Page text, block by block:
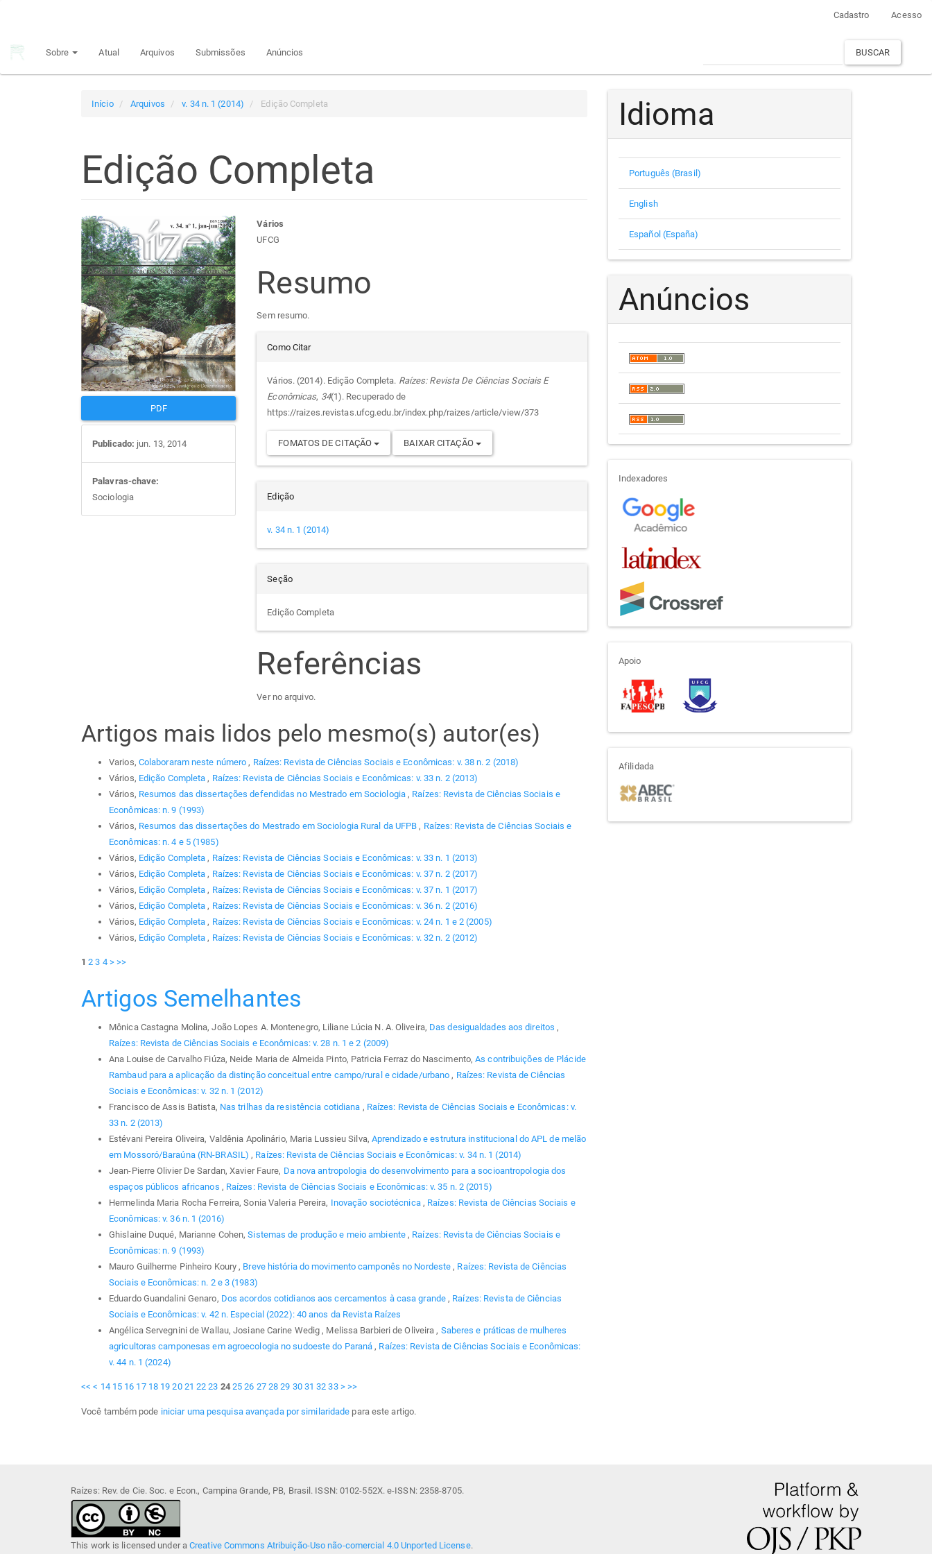
principal
Cadastro Acesso
Sobre Atual Arquivos Submissões Anúncios BUSCAR
Início Arquivos v. 34 n. 1 (2014) Edição Completa
Edição Completa
Barra
lateral
de
artigos
PDF
Publicado: jun. 13, 2014
Palavras-chave:
Sociologia
Conteúdo
do
artigo
principal
Vários
UFCG
Resumo
Sem resumo.
Detalhes
do
artigo
Como Citar
Vários. (2014). Edição Completa. Raízes: Revista De Ciências Sociais E
Econômicas, 34(1). Recuperado de
https://raizes.revistas.ufcg.edu.br/index.php/raizes/article/view/373
FOMATOS DE CITAÇÃO BAIXAR CITAÇÃO
Edição
v. 34 n. 1 (2014)
Seção
Edição Completa
Referências
Ver no arquivo.
Artigos mais lidos pelo mesmo(s) autor(es)
Varios, Colaboraram neste número, Raízes: Revista de Ciências Sociais e Econômicas: v. 38 n. 2 (2018)
Vários, Edição Completa, Raízes: Revista de Ciências Sociais e Econômicas: v. 33 n. 2 (2013)
Vários, Resumos das dissertações defendidas no Mestrado em Sociologia, Raízes: Revista de Ciências Sociais e
Econômicas: n. 9 (1993)
Vários, Resumos das dissertações do Mestrado em Sociologia Rural da UFPB, Raízes: Revista de Ciências Sociais e
Econômicas: n. 4 e 5 (1985)
Vários, Edição Completa, Raízes: Revista de Ciências Sociais e Econômicas: v. 33 n. 1 (2013)
Vários, Edição Completa, Raízes: Revista de Ciências Sociais e Econômicas: v. 37 n. 2 (2017)
Vários, Edição Completa, Raízes: Revista de Ciências Sociais e Econômicas: v. 37 n. 1 (2017)
Vários, Edição Completa, Raízes: Revista de Ciências Sociais e Econômicas: v. 36 n. 2 (2016)
Vários, Edição Completa, Raízes: Revista de Ciências Sociais e Econômicas: v. 24 n. 1 e 2 (2005)
Vários, Edição Completa, Raízes: Revista de Ciências Sociais e Econômicas: v. 32 n. 2 (2012)
1 2 3 4 > >>
Artigos Semelhantes
Mônica Castagna Molina, João Lopes A. Montenegro, Liliane Lúcia N. A. Oliveira, Das desigualdades aos direitos,
Raízes: Revista de Ciências Sociais e Econômicas: v. 28 n. 1 e 2 (2009)
Ana Louise de Carvalho Fiúza, Neide Maria de Almeida Pinto, Patricia Ferraz do Nascimento,As contribuições de Plácide
Rambaud para a aplicação da distinção conceitual entre campo/rural e cidade/urbano, Raízes: Revista de Ciências
Sociais e Econômicas: v. 32 n. 1 (2012)
Francisco de Assis Batista, Nas trilhas da resistência cotidiana , Raízes: Revista de Ciências Sociais e Econômicas: v.
33 n. 2 (2013)
Estévani Pereira Oliveira, Valdênia Apolinário, Maria Lussieu Silva, Aprendizado e estrutura institucional do APL de melão
em Mossoró/Baraúna (RN-BRASIL), Raízes: Revista de Ciências Sociais e Econômicas: v. 34 n. 1 (2014)
Jean-Pierre Olivier De Sardan, Xavier Faure, Da nova antropologia do desenvolvimento para a socioantropologia dos
espaços públicos africanos , Raízes: Revista de Ciências Sociais e Econômicas: v. 35 n. 2 (2015)
Hermelinda Maria Rocha Ferreira, Sonia Valeria Pereira, Inovação sociotécnica , Raízes: Revista de Ciências Sociais e
Econômicas: v. 36 n. 1 (2016)
Ghislaine Duqué, Marianne Cohen,Sistemas de produção e meio ambiente, Raízes: Revista de Ciências Sociais e
Econômicas: n. 9 (1993)
Mauro Guilherme Pinheiro Koury , Breve história do movimento camponês no Nordeste, Raízes: Revista de Ciências
Sociais e Econômicas: n. 2 e 3 (1983)
Eduardo Guandalini Genaro, Dos acordos cotidianos aos cercamentos à casa grande, Raízes: Revista de Ciências
Sociais e Econômicas: v. 42 n. Especial (2022): 40 anos da Revista Raízes
Angélica Servegnini de Wallau, Josiane Carine Wedig , Melissa Barbieri de Oliveira , Saberes e práticas de mulheres
agricultoras camponesas em agroecologia no sudoeste do Paraná, Raízes: Revista de Ciências Sociais e Econômicas:
v. 44 n. 1 (2024)
<< < 14 15 16 17 18 19 20 21 22 23 24 25 26 27 28 29 30 31 32 33 > >>
Você também pode iniciar uma pesquisa avançada por similaridade para este artigo.
Idioma
Português (Brasil)
English
Español (España)
Anúncios
indexadores
Indexadores
apoio
Apoio
afiliada
Afilidada
Raízes: Rev. de Cie. Soc. e Econ., Campina Grande, PB, Brasil. ISSN: 0102-552X. e-ISSN: 2358-8705.
This work is licensed under aCreative Commons Atribuição-Uso não-comercial 4.0 Unported License.